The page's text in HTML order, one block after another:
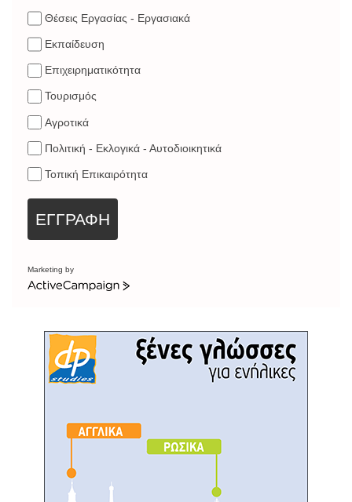
Θέσεις Εργασίας - Εργασιακά
Εκπαίδευση
Επιχειρηματικότητα
Τουρισμός
Αγροτικά
Πολιτική - Εκλογικά - Αυτοδιοικητικά
Τοπική Επικαιρότητα
ΕΓΓΡΑΦΗ
Marketing by